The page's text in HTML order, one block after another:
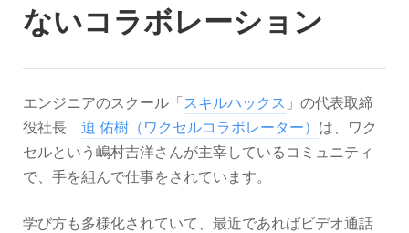
ないコラボレーション
エンジニアのスクール「スキルハックス 」の代表取締
役社長 迫 佑樹（ワクセルコラボレーター） は、ワク
セルという嶋村吉洋さんが主宰しているコミュニティ
で、手を組んで仕事をされています。
学び方も多様化されていて、最近であればビデオ通話